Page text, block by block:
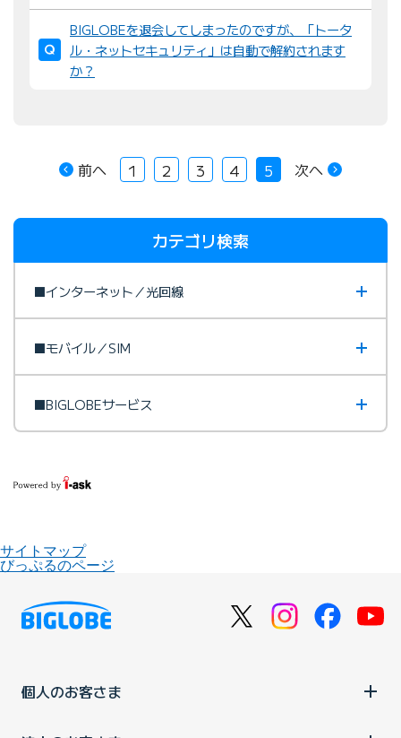
BIGLOBEを退会してしまったのですが、「トータ
ル・ネットセキュリティ」は自動で解約されます
か？
前へ 1 2 3 4 5 次へ
カテゴリ検索
■インターネット／光回線
■モバイル／SIM
■BIGLOBEサービス
サイトマップ
びっぷるのページ
個人のお客さま